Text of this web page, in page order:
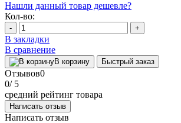
Нашли данный товар дешевле?
Кол-во:
- +
В закладки
В сравнение
В корзину Быстрый заказ
Отзывов0
0/ 5
средний рейтинг товара
Написать отзыв
Написать отзыв